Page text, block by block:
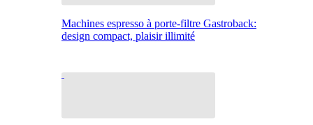
Machines espresso à porte-filtre Gastroback:
design compact, plaisir illimité